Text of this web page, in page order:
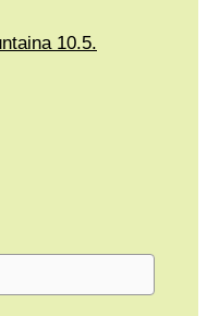
10.5.